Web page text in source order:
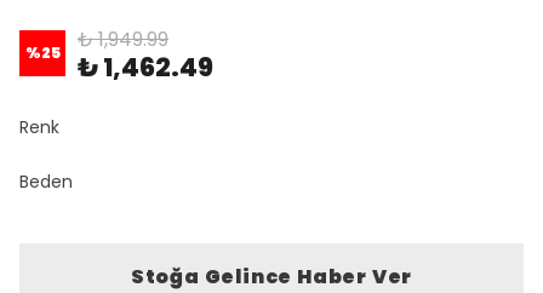
%25 ₺ 1,949.99
₺ 1,462.49
Renk
Beden
Stoğa Gelince Haber Ver